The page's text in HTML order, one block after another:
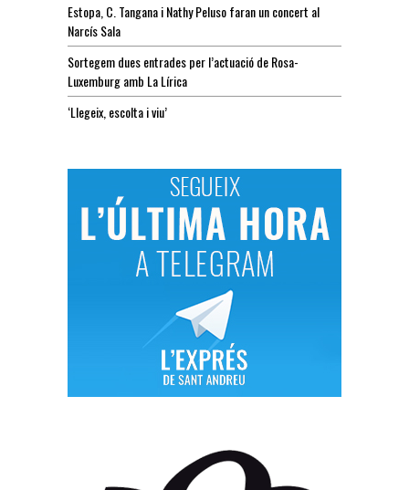
Estopa, C. Tangana i Nathy Peluso faran un concert al
Narcís Sala
Sortegem dues entrades per l’actuació de Rosa-
Luxemburg amb La Lírica
‘Llegeix, escolta i viu’